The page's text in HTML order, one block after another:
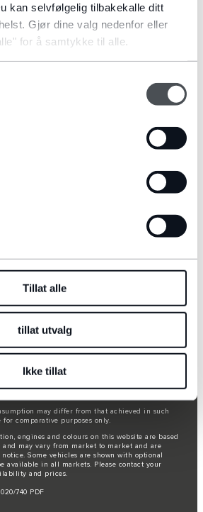
kan selvfølgelig tilbakekalle ditt
Gjør dine valg nedenfor eller
for å samtykke til alle.
Tillat alle
tillat utvalg
Ikke tillat
2026
Whitley, Coventry CV3 4LF
provided are as a result of official
may differ from that achieved in such
for comparative purposes only.
engines and colours on this website are based
and may vary from market to market and are
Some vehicles are shown with optional
available in all markets. Please contact your
and prices.
740 PDF